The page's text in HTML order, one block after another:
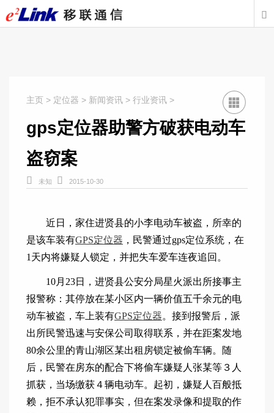

主页 > 定位器 > 新闻资讯 > 行业资讯 >
gps定位器助警方破获电动车
盗窃案
 未知  2015-10-30
近日，家住进贤县的小李电动车被盗，所幸的
是该车装有GPS定位器 ，民警通过gps定位系统，在
1天内将嫌疑人锁定，并把失车爱车连夜追回。
10月23日，进贤县公安分局星火派出所接事主
报警称：其停放在某小区内一辆价值五千余元的电
动车被盗，车上装有GPS定位器。接到报警后，派
出所民警迅速与安保公司取得联系，并在距案发地
80余公里的青山湖区某出租房锁定被偷车辆。随
后，民警在房东的配合下将偷车嫌疑人张某等３人
抓获，当场缴获４辆电动车。起初，嫌疑人百般抵
赖，拒不承认犯罪事实，但在案发录像和提取的作